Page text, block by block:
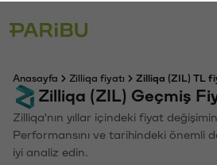
Anasayfa Zilliqa fiyatı Zilliqa (ZIL) TL
Zilliqa (ZIL) Geçmiş
Zilliqa'nın yıllar içindeki fiyat
Performansını ve tarihindeki önemli
iyi analiz edin.